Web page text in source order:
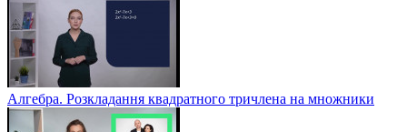
Алгебра. Розкладання квадратного тричлена на множники